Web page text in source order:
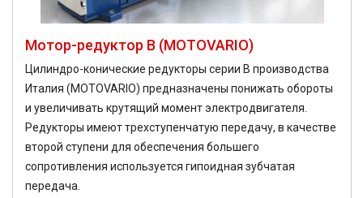
Мотор-редуктор B (MOTOVARIO)
Цилиндро-конические редукторы серии B производства
Италия (MOTOVARIO) предназначены понижать обороты
и увеличивать крутящий момент электродвигателя.
Редукторы имеют трехступенчатую передачу, в качестве
второй ступени для обеспечения большего
сопротивления используется гипоидная зубчатая
передача.